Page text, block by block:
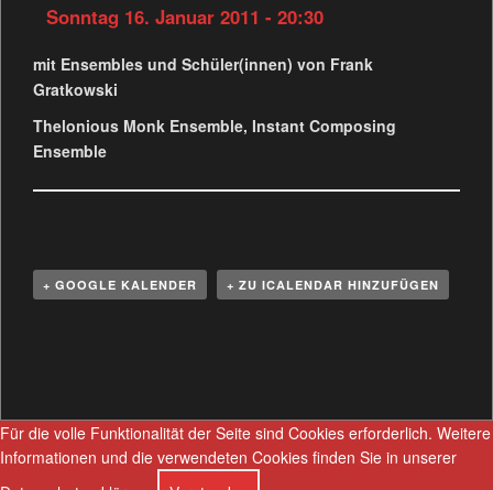
Sonntag 16. Januar 2011 - 20:30
mit Ensembles und Schüler(innen) von Frank
Gratkowski
Thelonious Monk Ensemble, Instant Composing
Ensemble
+ GOOGLE KALENDER + ZU ICALENDAR HINZUFÜGEN
a
n
s
Für die volle Funktionalität der Seite sind Cookies erforderlich. Weitere
Informationen und die verwendeten Cookies finden Sie in unserer